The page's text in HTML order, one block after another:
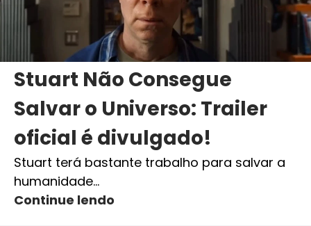
Stuart Não Consegue
Salvar o Universo: Trailer
oficial é divulgado!
Stuart terá bastante trabalho para salvar a
humanidade…
Continue lendo